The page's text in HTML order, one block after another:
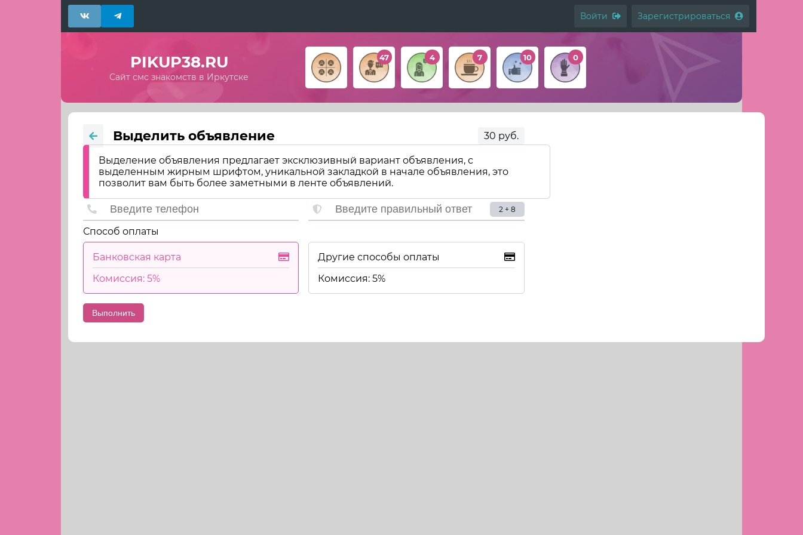
Войти Зарегистрироваться
PIKUP38.RU
Сайт смс знакомств в Иркутске
47 4 7 10 0
Выделить объявление 30 руб.
Выделение объявления предлагает эксклюзивный вариант объявления, с
выделенным жирным шрифтом, уникальной закладкой в начале объявления, это
позволит вам быть более заметными в ленте объявлений.
2 + 8
Способ оплаты
Банковская карта
Комиссия: 5%
Другие способы оплаты
Комиссия: 5%